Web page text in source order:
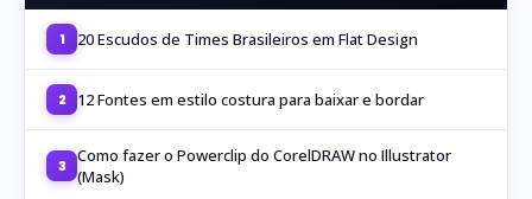
1 20 Escudos de Times Brasileiros em Flat Design
2 12 Fontes em estilo costura para baixar e bordar
3 Como fazer o Powerclip do CorelDRAW no Illustrator
(Mask)